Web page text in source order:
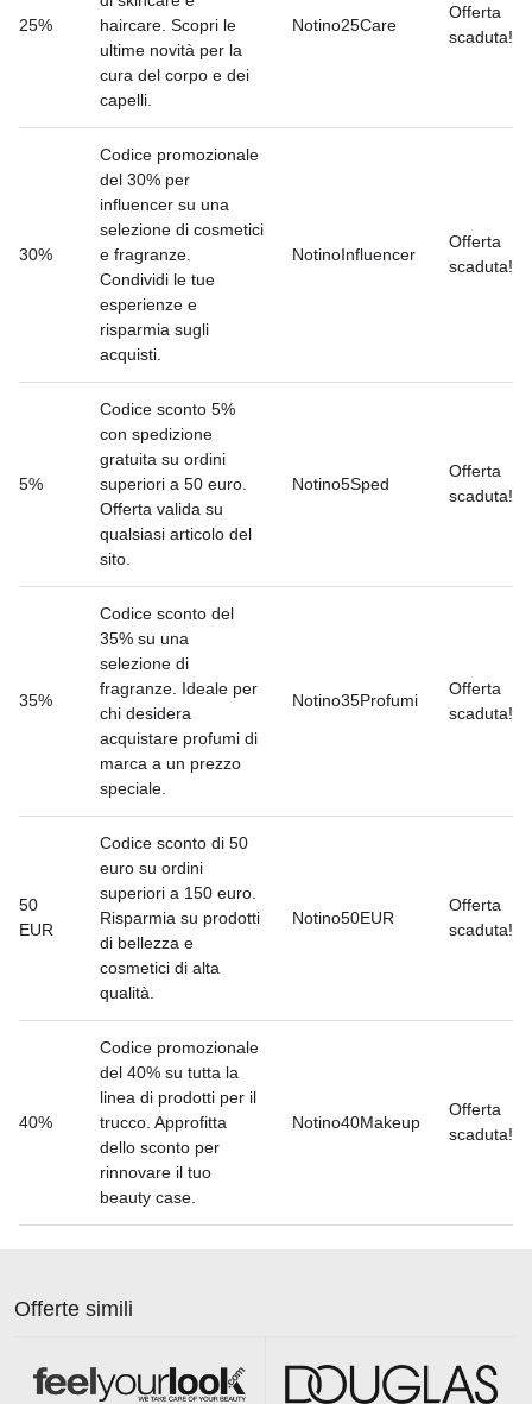
25%
haircare. Scopri le
ultime novità per la
cura del corpo e dei
capelli.
Notino25Care
Offerta
scaduta!
30%
Codice promozionale
del 30% per
influencer su una
selezione di cosmetici
e fragranze.
Condividi le tue
esperienze e
risparmia sugli
acquisti.
NotinoInfluencer
Offerta
scaduta!
5%
Codice sconto 5%
con spedizione
gratuita su ordini
superiori a 50 euro.
Offerta valida su
qualsiasi articolo del
sito.
Notino5Sped
Offerta
scaduta!
35%
Codice sconto del
35% su una
selezione di
fragranze. Ideale per
chi desidera
acquistare profumi di
marca a un prezzo
speciale.
Notino35Profumi
Offerta
scaduta!
50
EUR
Codice sconto di 50
euro su ordini
superiori a 150 euro.
Risparmia su prodotti
di bellezza e
cosmetici di alta
qualità.
Notino50EUR
Offerta
scaduta!
40%
Codice promozionale
del 40% su tutta la
linea di prodotti per il
trucco. Approfitta
dello sconto per
rinnovare il tuo
beauty case.
Notino40Makeup
Offerta
scaduta!
Offerte simili